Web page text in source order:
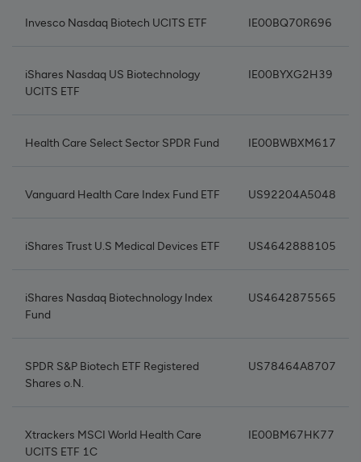
Invesco Nasdaq Biotech UCITS ETF IE00BQ70R696
iShares Nasdaq US Biotechnology
UCITS ETF
IE00BYXG2H39
Health Care Select Sector SPDR Fund IE00BWBXM617
Vanguard Health Care Index Fund ETF US92204A5048
iShares Trust U.S Medical Devices ETF US4642888105
iShares Nasdaq Biotechnology Index
Fund
US4642875565
SPDR S&P Biotech ETF Registered
Shares o.N.
US78464A8707
Xtrackers MSCI World Health Care
UCITS ETF 1C
IE00BM67HK77